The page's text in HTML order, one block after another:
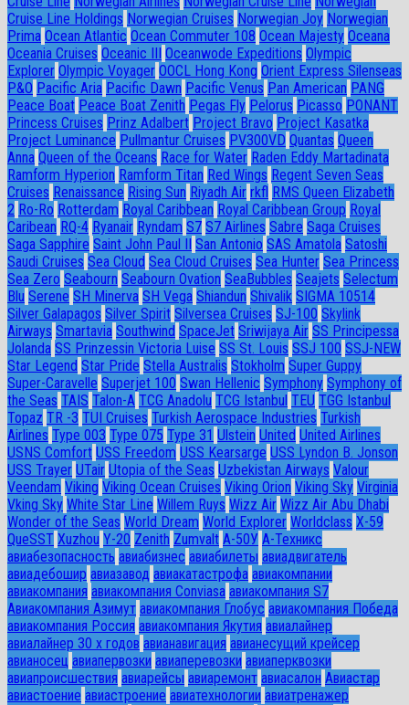
Cruise Line Holdings Norwegian Cruises Norwegian Joy Norwegian
Prima Ocean Atlantic Ocean Commuter 108 Ocean Majesty Oceana
Oceania Cruises Oceanic III Oceanwode Expeditions Olympic
Explorer Olympic Voyager OOCL Hong Kong Orient Express Silenseas
P&O Pacific Aria Pacific Dawn Pacific Venus Pan American PANG
Peace Boat Peace Boat Zenith Pegas Fly Pelorus Picasso PONANT
Princess Cruises Prinz Adalbert Project Bravo Project Kasatka
Project Luminance Pullmantur Cruises PV300VD Quantas Queen
Anna Queen of the Oceans Race for Water Raden Eddy Martadinata
Ramform Hyperion Ramform Titan Red Wings Regent Seven Seas
Cruises Renaissance Rising Sun Riyadh Air rkfl RMS Queen Elizabeth
2 Ro-Ro Rotterdam Royal Caribbean Royal Caribbean Group Royal
Caribean RQ-4 Ryanair Ryndam S7 S7 Airlines Sabre Saga Cruises
Saga Sapphire Saint John Paul II San Antonio SAS Amatola Satoshi
Saudi Cruises Sea Cloud Sea Cloud Cruises Sea Hunter Sea Princess
Sea Zero Seabourn Seabourn Ovation SeaBubbles Seajets Selectum
Blu Serene SH Minerva SH Vega Shiandun Shivalik SIGMA 10514
Silver Galapagos Silver Spirit Silversea Cruises SJ-100 Skylink
Airways Smartavia Southwind SpaceJet Sriwijaya Air SS Principessa
Jolanda SS Prinzessin Victoria Luise SS St. Louis SSJ 100 SSJ-NEW
Star Legend Star Pride Stella Australis Stokholm Super Guppy
Super-Caravelle Superjet 100 Swan Hellenic Symphony Symphony of
the Seas TAIS Talon-A TCG Anadolu TCG Istanbul TEU TGG Istanbul
Topaz TR -3 TUI Cruises Turkish Aerospace Industries Turkish
Airlines Type 003 Type 075 Type 31 Ulstein United United Airlines
USNS Comfort USS Freedom USS Kearsarge USS Lyndon B. Jonson
USS Trayer UTair Utopia of the Seas Uzbekistan Airways Valour
Veendam Viking Viking Ocean Cruises Viking Orion Viking Sky Virginia
Vking Sky White Star Line Willem Ruys Wizz Air Wizz Air Abu Dhabi
Wonder of the Seas World Dream World Explorer Worldclass X-59
QueSST Xuzhou Y-20 Zenith Zumvalt А-50У А-Техникс
авиабезопасность авиабизнес авиабилеты авиадвигатель
авиадебошир авиазавод авиакатастрофа авиакомпании
авиакомпания авиакомпания Conviasa авиакомпания S7
Авиакомпания Азимут авиакомпания Глобус авиакомпания Победа
авиакомпания Россия авиакомпания Якутия авиалайнер
авиалайнер 30 х годов авианавигация авианесущий крейсер
авианосец авиапервозки авиаперевозки авиаперквозки
авиапроисшествия авиарейсы авиаремонт авиасалон Авиастар
авиастоение авиастроение авиатехнологии авиатренажер